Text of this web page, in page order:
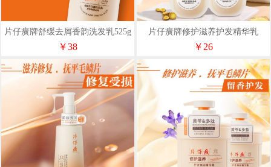
片仔癀牌舒缓去屑香韵洗发乳525g
￥38
片仔癀牌修护滋养护发精华乳
580ml
￥26